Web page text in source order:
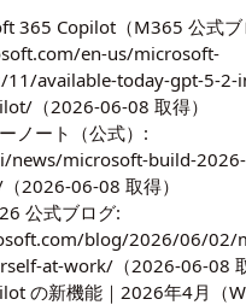
365 Copilot（M365 公式ブ
en-us/microsoft-
available-today-gpt-5-2-
（2026-06-08 取得）
ノート（公式）:
news/microsoft-build-
（2026-06-08 取得）
公式ブログ:
blog/2026/06/02/
at-work/ （2026-06-08
の新機能｜2026年4月（